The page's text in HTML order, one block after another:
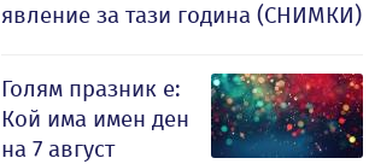
явление за тази година (СНИМКИ)
Голям празник е:
Кой има имен ден
на 7 август